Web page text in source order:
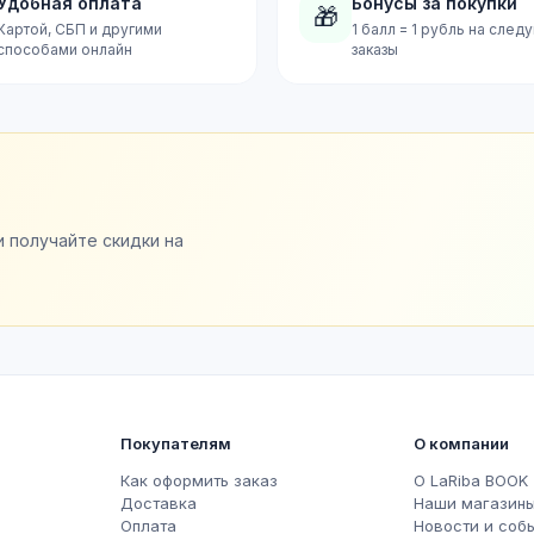
СБП и другими
онлайн
🎁
1 балл = 1 рубль на
заказы
скидки на
Покупателям
Как оформить заказ
Доставка
Оплата
О компании
О LaRiba BOOK
Наши
Новости и